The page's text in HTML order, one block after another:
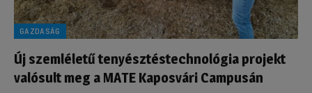
GAZDASÁG
Új szemléletű tenyésztéstechnológia projekt
valósult meg a MATE Kaposvári Campusán